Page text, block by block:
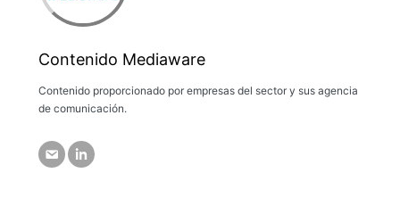
Contenido Mediaware
Contenido proporcionado por empresas del sector y sus agencia
de comunicación.